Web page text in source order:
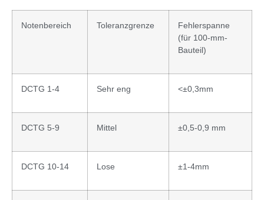
Notenbereich Toleranzgrenze
Fehlerspanne
(für 100-mm-
Bauteil)
DCTG 1-4 Sehr eng <±0,3mm
DCTG 5-9 Mittel ±0,5-0,9 mm
DCTG 10-14 Lose ±1-4mm